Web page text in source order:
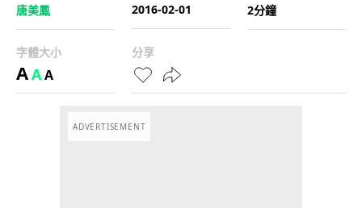
唐美鳳
2016-02-01
2分鐘
字體大小
AAA
分享
ADVERTISEMENT